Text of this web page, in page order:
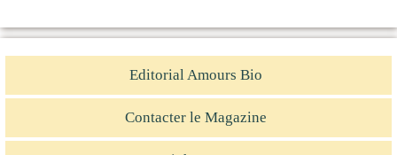
Editorial Amours Bio
Contacter le Magazine